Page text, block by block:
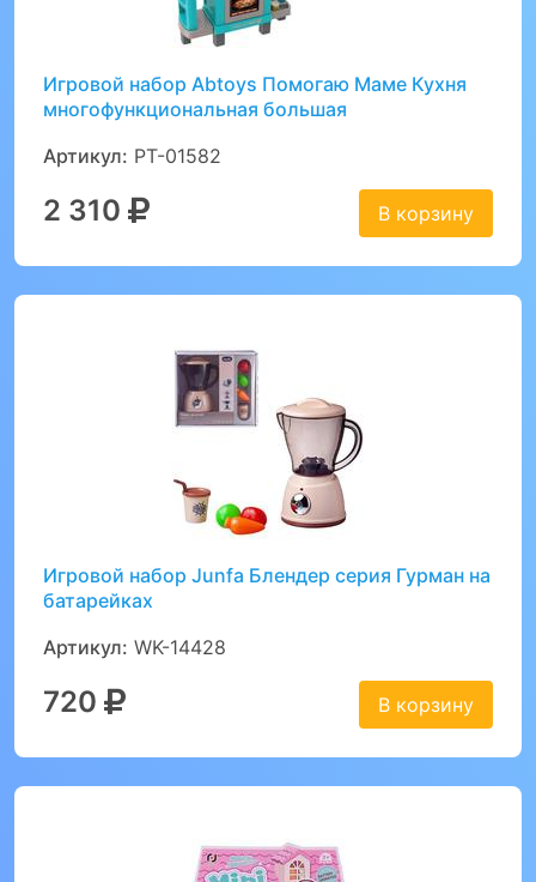
Игровой набор Abtoys Помогаю Маме Кухня
многофункциональная большая
Артикул: PT-01582
2 310 В корзину
Игровой набор Junfa Блендер серия Гурман на
батарейках
Артикул: WK-14428
720 В корзину